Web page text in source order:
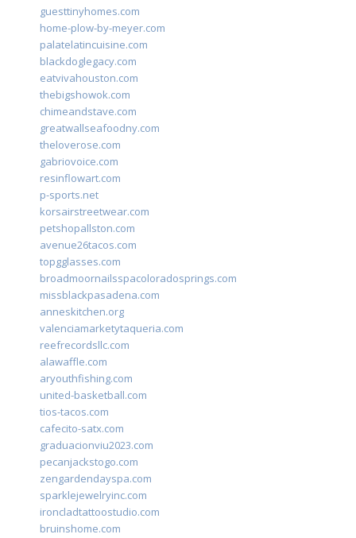
guesttinyhomes.com
home-plow-by-meyer.com
palatelatincuisine.com
blackdoglegacy.com
eatvivahouston.com
thebigshowok.com
chimeandstave.com
greatwallseafoodny.com
theloverose.com
gabriovoice.com
resinflowart.com
p-sports.net
korsairstreetwear.com
petshopallston.com
avenue26tacos.com
topgglasses.com
broadmoornailsspacoloradosprings.com
missblackpasadena.com
anneskitchen.org
valenciamarketytaqueria.com
reefrecordsllc.com
alawaffle.com
aryouthfishing.com
united-basketball.com
tios-tacos.com
cafecito-satx.com
graduacionviu2023.com
pecanjackstogo.com
zengardendayspa.com
sparklejewelryinc.com
ironcladtattoostudio.com
bruinshome.com